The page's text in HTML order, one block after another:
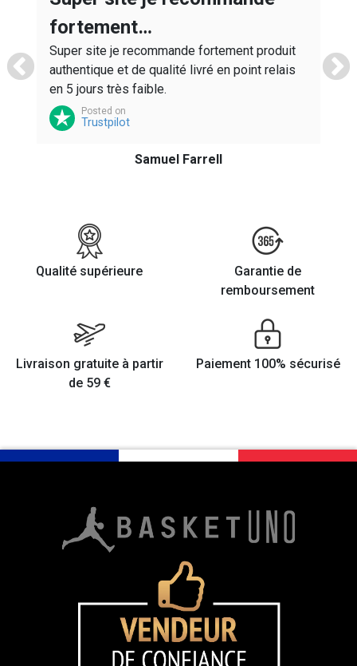
fortement…
Super site je recommande fortement produit
authentique et de qualité livré en point relais
en 5 jours très faible.
Posted on
Trustpilot
Samuel Farrell
Qualité supérieure
Garantie de
remboursement
Livraison gratuite à partir
de 59 €
Paiement 100% sécurisé